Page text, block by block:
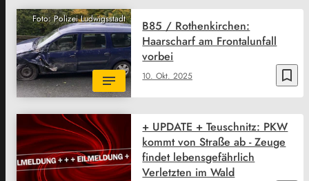
Foto: Polizei Ludwigsstadt
bookmark_border
10. Okt. 2025
B85 / Rothenkirchen:
Haarscharf am Frontalunfall
vorbei
+ UPDATE + Teuschnitz: PKW
kommt von Straße ab - Zeuge
findet lebensgefährlich
Verletzten im Wald